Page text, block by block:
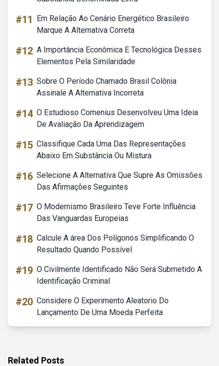
#11
Em Relação Ao Cenário Energético Brasileiro
Marque A Alternativa Correta
#12 A Importância Econômica E Tecnológica Desses
Elementos Pela Similaridade
#13 Sobre O Período Chamado Brasil Colônia
Assinale A Alternativa Incorreta
#14 O Estudioso Comenius Desenvolveu Uma Ideia
De Avaliação Da Aprendizagem
#15 Classifique Cada Uma Das Representações
Abaixo Em Substância Ou Mistura
#16 Selecione A Alternativa Que Supre As Omissões
Das Afirmações Seguintes
#17 O Modernismo Brasileiro Teve Forte Influência
Das Vanguardas Europeias
#18 Calcule A área Dos Polígonos Simplificando O
Resultado Quando Possível
#19 O Civilmente Identificado Não Será Submetido A
Identificação Criminal
#20 Considere O Experimento Aleatorio Do
Lançamento De Uma Moeda Perfeita
Related Posts